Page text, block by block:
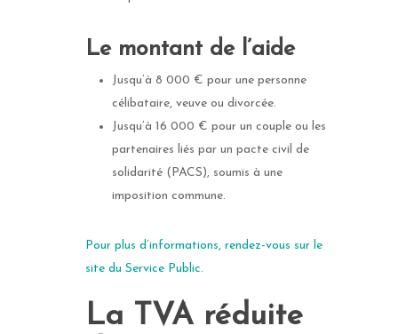
Le montant de l’aide
Jusqu’à 8 000 € pour une personne
célibataire, veuve ou divorcée.
Jusqu’à 16 000 € pour un couple ou les
partenaires liés par un pacte civil de
solidarité (PACS), soumis à une
imposition commune.
Pour plus d’informations, rendez-vous sur le
site du Service Public.
La TVA réduite